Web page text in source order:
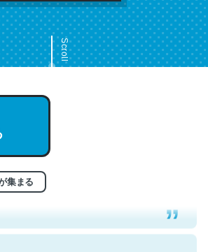
Scroll
集まる
てもクレバーなんだろうなと凄く思
れるかい？ by ラーズ・ヌートバー